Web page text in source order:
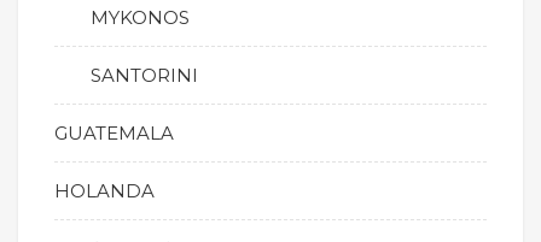
MYKONOS
SANTORINI
GUATEMALA
HOLANDA